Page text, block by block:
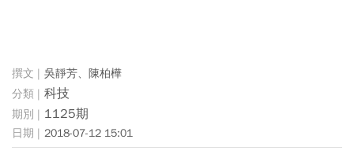
吳靜芳、陳柏樺
科技
1125期
2018-07-12 15:01